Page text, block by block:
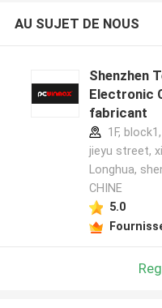
AU SUJET DE NOUS
Shenzhen
Electronic
fabricant
1F,
jieyu street,
Longhua,
CHINE
5.0